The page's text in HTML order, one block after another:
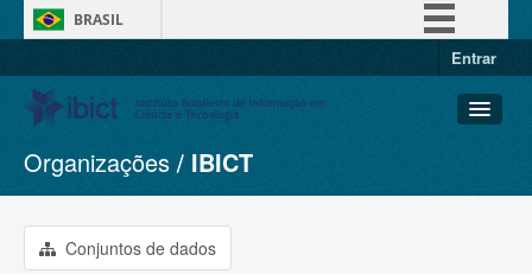
BRASIL
Entrar
Conjuntos de dados
Organizações
Grupos
Organizações IBICT
Conjuntos de dados